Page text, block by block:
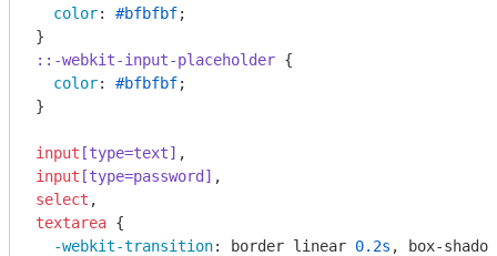
color: #bfbfbf;
::-webkit-input-placeholder {
color: #bfbfbf;
}
input [type=text]
input [type=password]
select
textarea {
-webkit-transition: border linear 0.2s , box-